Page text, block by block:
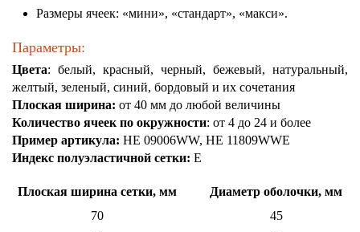
Размеры ячеек: «мини», «стандарт», «макси».
Параметры:
Цвета: белый, красный, черный, бежевый, натуральный,
желтый, зеленый, синий, бордовый и их сочетания
Плоская ширина: от 40 мм до любой величины
Количество ячеек по окружности: от 4 до 24 и более
Пример артикула: HE 09006WW, HE 11809WWE
Индекс полуэластичной сетки: Е
Плоская ширина сетки, мм
Диаметр оболочки, мм
70
45